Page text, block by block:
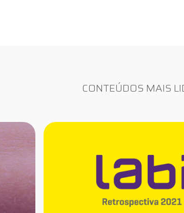
CONTEÚDOS MAIS